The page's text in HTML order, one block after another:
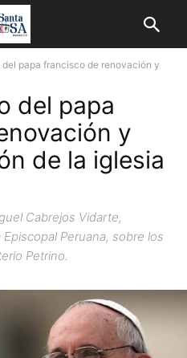
del papa francisco de renovación y
del papa
y
de la iglesia
Cabrejos Vidarte,
Peruana, sobre los
Petrino.